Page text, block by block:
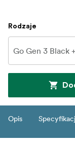
Rodzaje
Opis